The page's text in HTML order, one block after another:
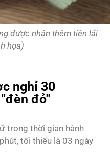
được nhận thêm tiền lãi
họa)
nghỉ 30
đỏ"
trong thời gian hành
tối thiểu là 03 ngày